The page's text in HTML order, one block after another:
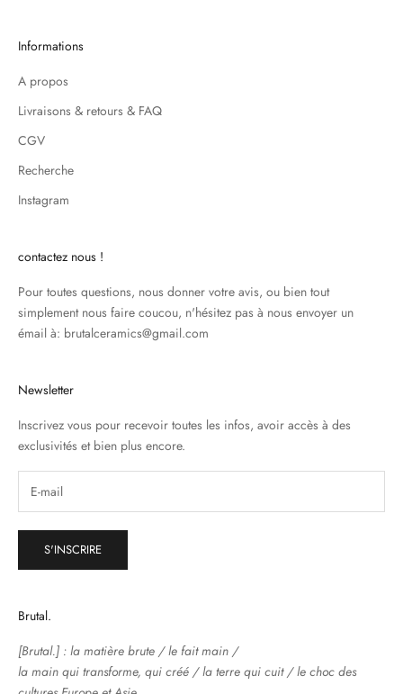
Informations
A propos
Livraisons & retours & FAQ
CGV
Recherche
Instagram
contactez nous !
Pour toutes questions, nous donner votre avis, ou bien tout
simplement nous faire coucou, n'hésitez pas à nous envoyer un
émail à: brutalceramics@gmail.com
Newsletter
Inscrivez vous pour recevoir toutes les infos, avoir accès à des
exclusivités et bien plus encore.
S'INSCRIRE
Brutal.
[Brutal.] : la matière brute / le fait main /
la main qui transforme, qui créé / la terre qui cuit / le choc des